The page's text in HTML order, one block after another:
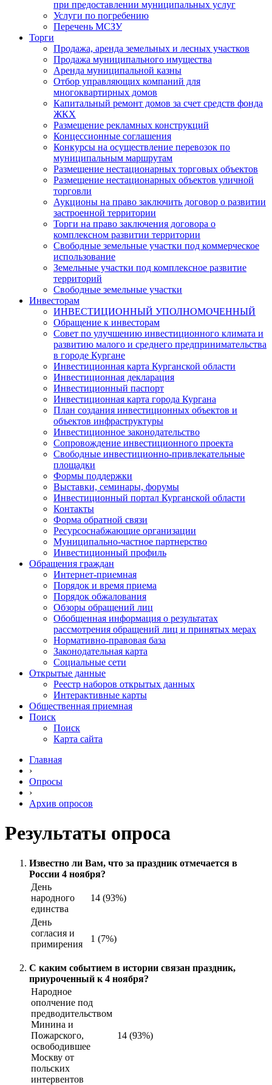
при предоставлении муниципальных услуг
Услуги по погребению
Перечень МСЗУ
Торги
Продажа, аренда земельных и лесных участков
Продажа муниципального имущества
Аренда муниципальной казны
Отбор управляющих компаний для
многоквартирных домов
Капитальный ремонт домов за счет средств фонда
ЖКХ
Размещение рекламных конструкций
Концессионные соглашения
Конкурсы на осуществление перевозок по
муниципальным маршрутам
Размещение нестационарных торговых объектов
Размещение нестационарных объектов уличной
торговли
Аукционы на право заключить договор о развитии
застроенной территории
Торги на право заключения договора о
комплексном развитии территории
Свободные земельные участки под коммерческое
использование
Земельные участки под комплексное развитие
территорий
Свободные земельные участки
Инвесторам
ИНВЕСТИЦИОННЫЙ УПОЛНОМОЧЕННЫЙ
Обращение к инвесторам
Совет по улучшению инвестиционного климата и
развитию малого и среднего предпринимательства
в городе Кургане
Инвестиционная карта Курганской области
Инвестиционная декларация
Инвестиционный паспорт
Инвестиционная карта города Кургана
План создания инвестиционных объектов и
объектов инфраструктуры
Инвестиционное законодательство
Сопровождение инвестиционного проекта
Свободные инвестиционно-привлекательные
площадки
Формы поддержки
Выставки, семинары, форумы
Инвестиционный портал Курганской области
Контакты
Форма обратной связи
Ресурсоснабжающие организации
Муниципально-частное партнерство
Инвестиционный профиль
Обращения граждан
Интернет-приемная
Порядок и время приема
Порядок обжалования
Обзоры обращений лиц
Обобщенная информация о результатах
рассмотрения обращений лиц и принятых мерах
Нормативно-правовая база
Законодательная карта
Социальные сети
Открытые данные
Реестр наборов открытых данных
Интерактивные карты
Общественная приемная
Поиск
Поиск
Карта сайта
Главная
›
Опросы
›
Архив опросов
Результаты опроса
Известно ли Вам, что за праздник отмечается в
России 4 ноября?
День
народного
единства
14 (93%)
День
согласия и
примирения
1 (7%)
С каким событием в истории связан праздник,
приуроченный к 4 ноября?
Народное
ополчение под
предводительством
Минина и
Пожарского,
освободившее
Москву от
польских
интервентов
14 (93%)